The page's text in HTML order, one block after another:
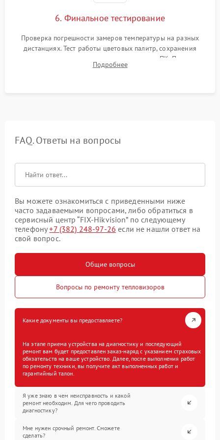
6. Финальное тестирование
Проверка погрешности замеров температуры на разных
дистанциях. Тест работы цветовых палитр, сохранения
термограмм в память и передачи данных на ПК. Проверка
автономности работы и итоговый контроль качества.
Подробнее
FAQ. Ответы на вопросы
Вы можете ознакомиться с приведенными ниже
часто задаваемыми вопросами, либо обратиться в
сервисный центр “FIX-Hikvision” по следующему
телефону+7 (382) 248-97-26 если не нашли ответ на
свой вопрос.
Общие вопросы
Вопросы по ремонту тепловизоров
Какие документы вы предоставляете?
На этапе приема устройства на диагностику и последующий
ремонт вам будет предоставлен заказ-наряд с указанием страховых
обязательств на ваше устройство. Далее, после выполнения работ
по ремонту техники, вы получите акт выполненных работ и
гарантийный талон.
Я уже знаю в чем неисправность и какой
ремонт необходим. Для чего проводить
диагностику?
Мне нужен срочный ремонт. Сможете
сделать?